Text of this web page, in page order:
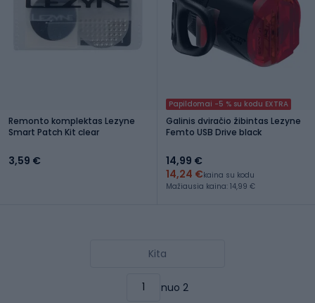
Remonto komplektas Lezyne
Smart Patch Kit clear
3,59 €
Papildomai -5 % su kodu EXTRA
Galinis dviračio žibintas Lezyne
Femto USB Drive black
14,99 €
14,24 €kaina su kodu
Mažiausia kaina: 14,99 €
Kita
nuo 2